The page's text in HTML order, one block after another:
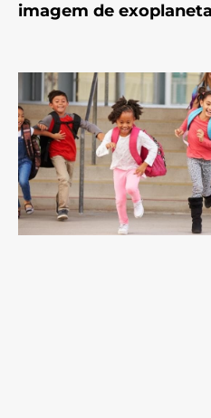
imagem de exoplaneta